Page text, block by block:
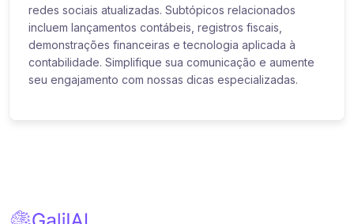
redes sociais atualizadas. Subtópicos relacionados
incluem lançamentos contábeis, registros fiscais,
demonstrações financeiras e tecnologia aplicada à
contabilidade. Simplifique sua comunicação e aumente
seu engajamento com nossas dicas especializadas.